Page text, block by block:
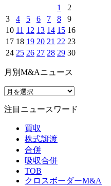
1
2
3
4 5 6 7 8
9
10 11 12 13 14 15 16
17 18 19 20 21 22 23
24 25 26 27 28 29 30
月別M&Aニュース
注目ニュースワード
買収
株式譲渡
合併
吸収合併
TOB
クロスボーダーM&A